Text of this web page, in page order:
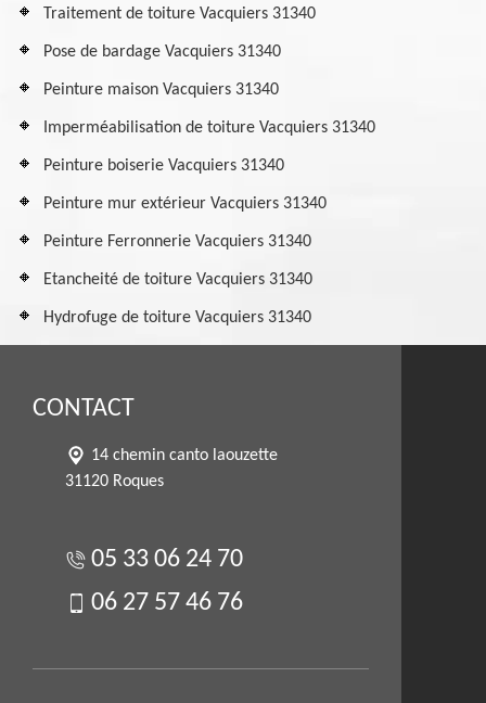
Traitement de toiture Vacquiers 31340
Pose de bardage Vacquiers 31340
Peinture maison Vacquiers 31340
Imperméabilisation de toiture Vacquiers 31340
Peinture boiserie Vacquiers 31340
Peinture mur extérieur Vacquiers 31340
Peinture Ferronnerie Vacquiers 31340
Etancheité de toiture Vacquiers 31340
Hydrofuge de toiture Vacquiers 31340
CONTACT
14 chemin canto laouzette
31120 Roques
05 33 06 24 70
06 27 57 46 76